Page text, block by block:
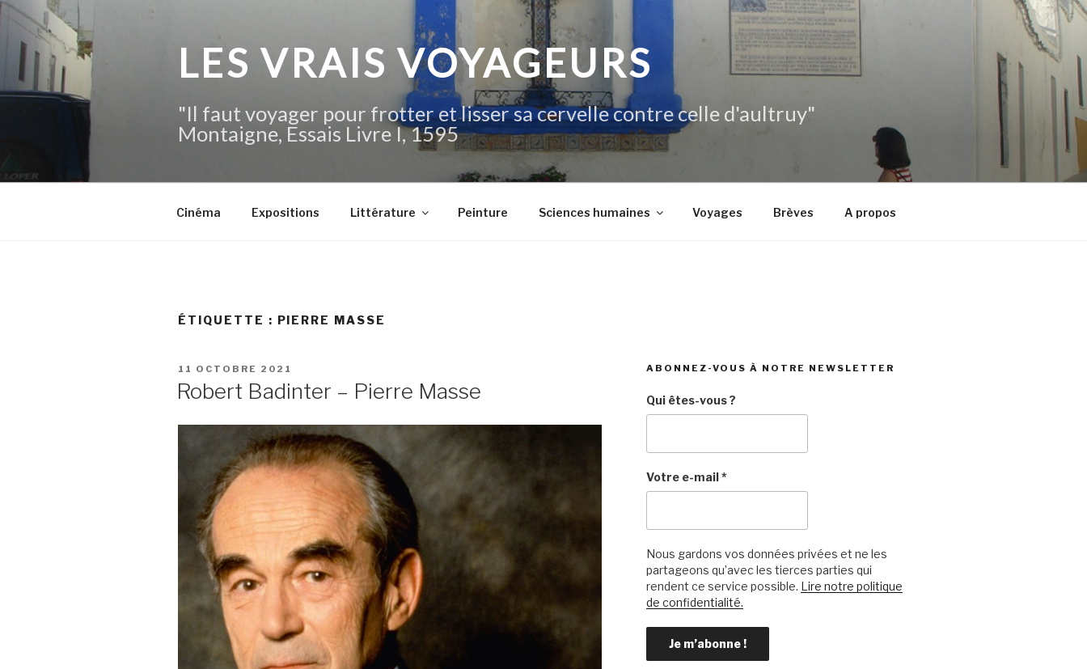
Aller
contenu
principal
LES VRAIS VOYAGEURS
"Il faut voyager pour frotter et lisser sa cervelle contre celle d'aultruy"
Montaigne, Essais Livre I, 1595
Cinéma Expositions Littérature Peinture Sciences humaines Voyages Brèves A propos
ÉTIQUETTE : PIERRE MASSE
PUBLIÉ
11 OCTOBRE 2021
Robert Badinter – Pierre Masse
ABONNEZ-VOUS À NOTRE NEWSLETTER
Qui êtes-vous ?
Votre e-mail*
Nous gardons vos données privées et ne les
partageons qu’avec les tierces parties qui
rendent ce service possible. Lire notre politique
de confidentialité.